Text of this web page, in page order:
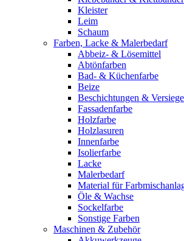
Kleister
Leim
Schaum
Farben, Lacke & Malerbedarf
Abbeiz- & Lösemittel
Abtönfarben
Bad- & Küchenfarbe
Beize
Beschichtungen &
Fassadenfarbe
Holzfarbe
Holzlasuren
Innenfarbe
Isolierfarbe
Lacke
Malerbedarf
Material für
Öle & Wachse
Sockelfarbe
Sonstige Farben
Maschinen & Zubehör